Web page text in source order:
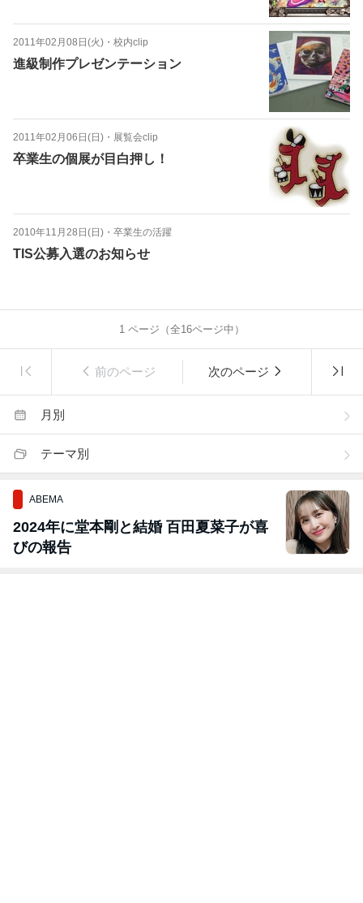
2011年02月08日(火) ・ 校内clip
進級制作プレゼンテーション
2011年02月06日(日) ・ 展覧会clip
卒業生の個展が目白押し！
2010年11月28日(日) ・ 卒業生の活躍
TIS公募入選のお知らせ
1ページ（全16ページ中）
前のページ 次のページ
月別
テーマ別
ABEMA
2024年に堂本剛と結婚 百田夏菜子が喜
びの報告